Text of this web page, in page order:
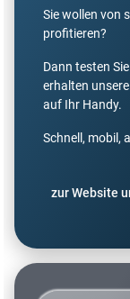
Sie wollen von
profitieren?
Dann testen
erhalten
auf Ihr Handy.
Schnell, mobil,
zur Website